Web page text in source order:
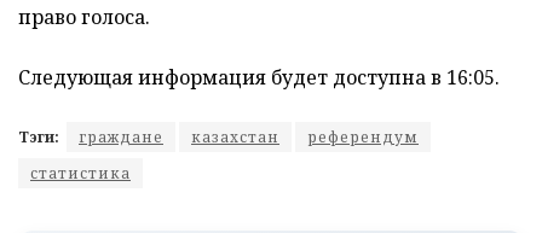
право голоса.
Следующая информация будет доступна в 16:05.
Тэги: граждане казахстан
референдум
статистика